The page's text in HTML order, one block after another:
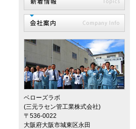
ベローズラボ
(三元ラセン管工業株式会社)
〒536-0022
大阪府大阪市城東区永田